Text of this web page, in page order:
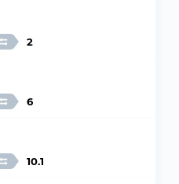
2
6
10.1